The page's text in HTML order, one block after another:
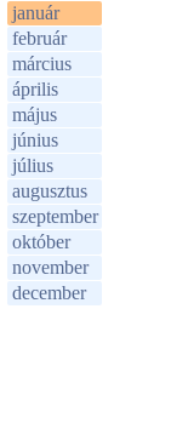
január
február
március
április
május
június
július
augusztus
szeptember
október
november
december